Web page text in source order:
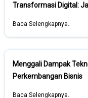
Transformasi Digital:
Baca Selengkapnya..
Menggali Dampak
Perkembangan Bisnis
Baca Selengkapnya..